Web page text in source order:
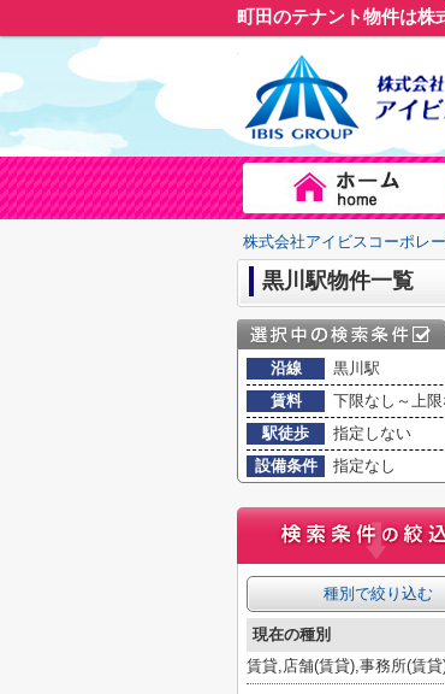
町田のテナント物件は株
株式会社アイビスコーポレ
黒川駅物件一覧
沿線
黒川駅
賃料
下限なし～上限
駅徒歩
指定しない
設備条件
指定なし
種別で絞り込む
現在の種別
賃貸,店舗(賃貸),事務所(賃貸